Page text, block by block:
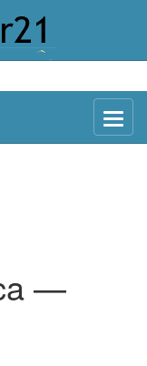
Menu
—